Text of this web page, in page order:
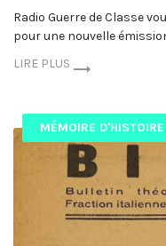
Radio Guerre de Classe
pour une nouvelle
LIRE PLUS
MÉMOIRE